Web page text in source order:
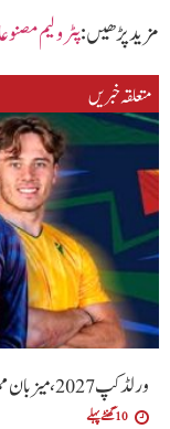
مزید پڑھیں :پٹرولیم
متعلقہ خبریں
ورلڈ کپ 2027، میزبان ممالک کے درمیان ٹی20 سیریز کا اعلان
10 گھنٹے پہلے